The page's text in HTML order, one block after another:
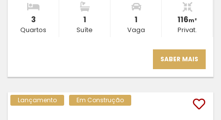
3
Quartos
1
Suíte
1
Vaga
116m²
Privat.
SABER MAIS
Lançamento Em Construção